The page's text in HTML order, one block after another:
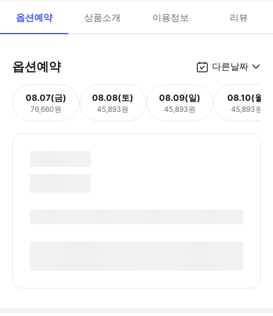
옵션예약 상품소개 이용정보 리뷰
옵션예약 다른날짜
08.07(금)
76,660원
08.08(토)
45,893원
08.09(일)
45,893원
08.10(월)
45,893원